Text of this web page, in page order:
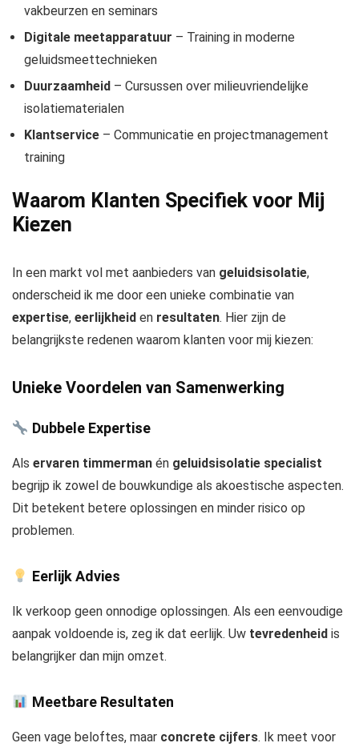
vakbeurzen en seminars
Digitale meetapparatuur – Training in moderne
geluidsmeettechnieken
Duurzaamheid – Cursussen over milieuvriendelijke
isolatiematerialen
Klantservice – Communicatie en projectmanagement
training
Waarom Klanten Specifiek voor Mij
Kiezen
In een markt vol met aanbieders van geluidsisolatie,
onderscheid ik me door een unieke combinatie van
expertise, eerlijkheid en resultaten. Hier zijn de
belangrijkste redenen waarom klanten voor mij kiezen:
Unieke Voordelen van Samenwerking
Dubbele Expertise
Als ervaren timmerman én geluidsisolatie specialist
begrijp ik zowel de bouwkundige als akoestische aspecten.
Dit betekent betere oplossingen en minder risico op
problemen.
Eerlijk Advies
Ik verkoop geen onnodige oplossingen. Als een eenvoudige
aanpak voldoende is, zeg ik dat eerlijk. Uw tevredenheid is
belangrijker dan mijn omzet.
Meetbare Resultaten
Geen vage beloftes, maar concrete cijfers. Ik meet voor